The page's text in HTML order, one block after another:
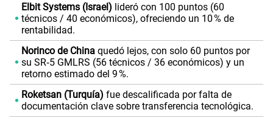
Elbit Systems (Israel) lideró con 100 puntos (60
técnicos / 40 económicos), ofreciendo un 10 % de
rentabilidad.
Norinco de Chinaquedó lejos, con solo 60 puntos por
su SR‑5 GMLRS (56 técnicos / 36 económicos) y un
retorno estimado del 9 %.
Roketsan (Turquía) fue descalificada por falta de
documentación clave sobre transferencia tecnológica.